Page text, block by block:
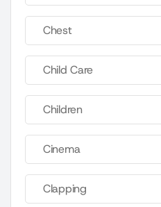
Chest
Child Care
Children
Cinema
Clapping